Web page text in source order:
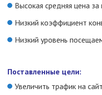
Высокая средняя цена за
Низкий коэффициент
Низкий уровень
Поставленные цели:
Увеличить трафик на